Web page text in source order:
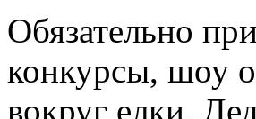
Обязательно
конкурсы, шоу
вокруг елки,